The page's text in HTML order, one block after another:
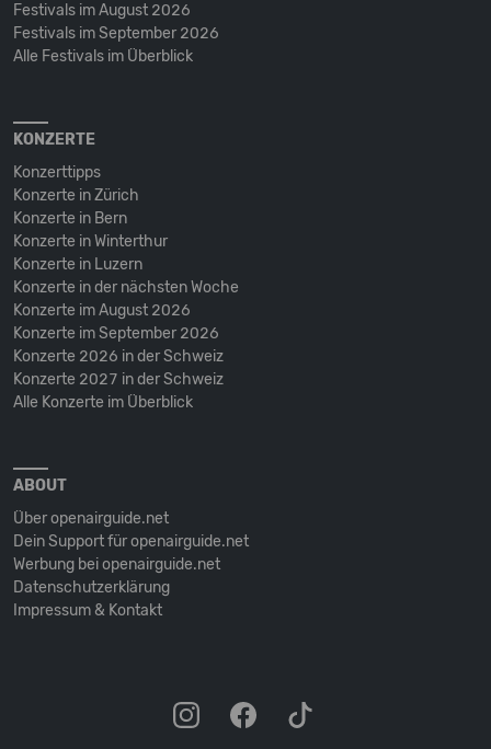
Festivals im August 2026
Festivals im September 2026
Alle Festivals im Überblick
KONZERTE
Konzerttipps
Konzerte in Zürich
Konzerte in Bern
Konzerte in Winterthur
Konzerte in Luzern
Konzerte in der nächsten Woche
Konzerte im August 2026
Konzerte im September 2026
Konzerte 2026 in der Schweiz
Konzerte 2027 in der Schweiz
Alle Konzerte im Überblick
ABOUT
Über openairguide.net
Dein Support für openairguide.net
Werbung bei openairguide.net
Datenschutz­erklärung
Impressum & Kontakt